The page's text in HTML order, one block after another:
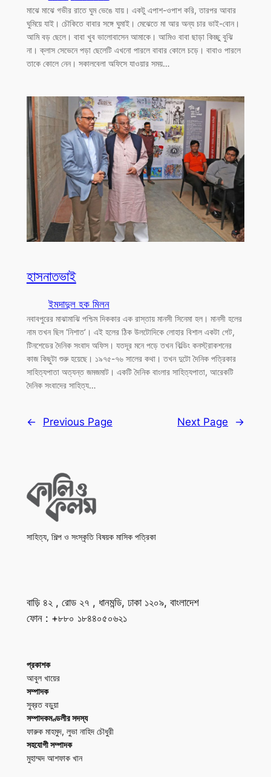
মাঝে মাঝে গভীর রাতে ঘুম ভেঙে যায়। একটু এপাশ-ওপাশ করি, তারপর আবার
ঘুমিয়ে যাই। চৌকিতে বাবার সঙ্গে ঘুমাই। মেঝেতে মা আর অন্য চার ভাই-বোন।
আমি বড় ছেলে। বাবা খুব ভালোবাসেন আমাকে। আমিও বাবা ছাড়া কিচ্ছু বুঝি
না। ক্লাস সেভেনে পড়া ছেলেটি এখনো পারলে বাবার কোলে চড়ে। বাবাও পারলে
তাকে কোলে নেন। সকালবেলা অফিসে যাওয়ার সময়…
হাসনাতভাই
ইমদাদুল হক মিলন
নবাবপুরের মাঝামাঝি পশ্চিম দিককার এক রাস্তায় মানসী সিনেমা হল। মানসী হলের
নাম তখন ছিল ‘নিশাত’। এই হলের ঠিক উলটোদিকে লোহার বিশাল একটা গেট,
টিনশেডের দৈনিক সংবাদ অফিস। যতদূর মনে পড়ে তখন বিল্ডিং কনস্ট্রাকশনের
কাজ কিছুটা শুরু হয়েছে। ১৯৭৫-৭৬ সালের কথা। তখন দুটো দৈনিক পত্রিকার
সাহিত্যপাতা অত্যন্ত জমজমাট। একটি দৈনিক বাংলার সাহিত্যপাতা, আরেকটি
দৈনিক সংবাদের সাহিত্য…
← Previous Page Next Page →
সাহিত্য, শিল্প ও সংস্কৃতি বিষয়ক মাসিক পত্রিকা
বাড়ি ৪২ , রোড ২৭ , ধানমন্ডি, ঢাকা ১২০৯, বাংলাদেশ
ফোন : +৮৮০ ১৮৪৪০৫০৬২১
প্রকাশক
আবুল খায়ের
সম্পাদক
সুব্রত বড়ুয়া
সম্পাদকমণ্ডলীর সদস্য
ফারুক মাহমুদ, লুভা নাহিদ চৌধুরী
সহযোগী সম্পাদক
মুহাম্মদ আশফাক খান